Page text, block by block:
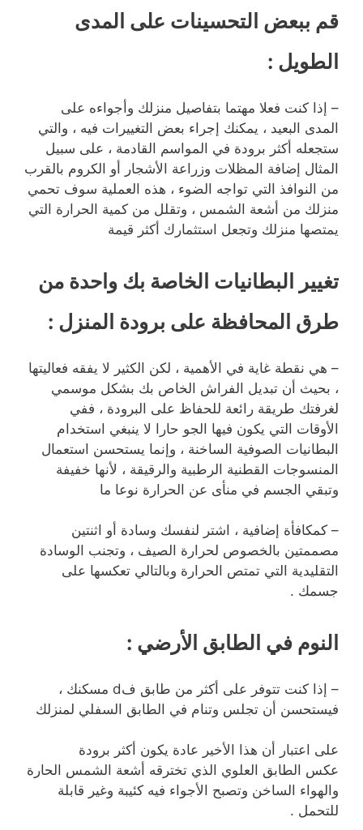
قم ببعض التحسينات على المدى
الطويل :
– إذا كنت فعلا مهتما بتفاصيل منزلك وأجواءه على
المدى البعيد ، يمكنك إجراء بعض التغييرات فيه ، والتي
ستجعله أكثر برودة في المواسم القادمة ، على سبيل
المثال إضافة المظلات وزراعة الأشجار أو الكروم بالقرب
من النوافذ التي تواجه الضوء ، هذه العملية سوف تحمي
منزلك من أشعة الشمس ، وتقلل من كمية الحرارة التي
يمتصها منزلك وتجعل استثمارك أكثر قيمة
تغيير البطانيات الخاصة بك واحدة من
طرق المحافظة على برودة المنزل :
– هي نقطة غاية في الأهمية ، لكن الكثير لا يفقه فعاليتها
، بحيث أن تبديل الفراش الخاص بك بشكل موسمي
لغرفتك طريقة رائعة للحفاظ على البرودة ، ففي
الأوقات التي يكون فيها الجو حارا لا ينبغي استخدام
البطانيات الصوفية الساخنة ، وإنما يستحسن استعمال
المنسوجات القطنية الرطبية والرقيقة ، لأنها خفيفة
وتبقي الجسم في منأى عن الحرارة نوعا ما
– كمكافأة إضافية ، اشتر لنفسك وسادة أو اثنتين
مصممتين بالخصوص لحرارة الصيف ، وتجنب الوسادة
التقليدية التي تمتص الحرارة وبالتالي تعكسها على
جسمك .
النوم في الطابق الأرضي :
– إذا كنت تتوفر على أكثر من طابق فd مسكنك ،
فيستحسن أن تجلس وتنام في الطابق السفلي لمنزلك
على اعتبار أن هذا الأخير عادة يكون أكثر برودة
عكس الطابق العلوي الذي تخترقه أشعة الشمس الحارة
والهواء الساخن وتصبح الأجواء فيه كئيبة وغير قابلة
للتحمل .